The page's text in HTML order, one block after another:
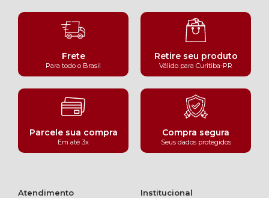
Frete
Para todo o Brasil
Retire seu produto
Válido para Curitiba-PR
Parcele sua compra
Em até 3x
Compra segura
Seus dados protegidos
Atendimento Institucional